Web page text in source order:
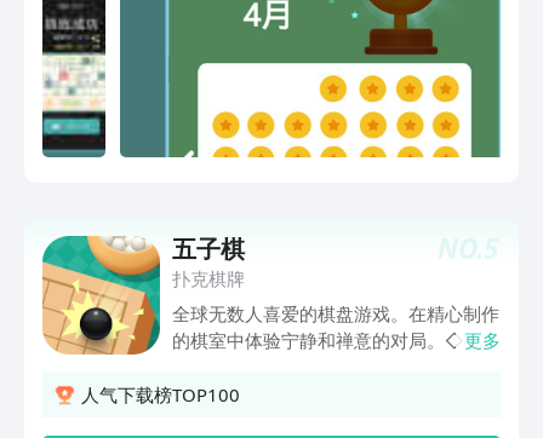
NO.5
五子棋
扑克棋牌
全球无数人喜爱的棋盘游戏。在精心制作
的棋室中体验宁静和禅意的对局。◇ 次
内购、完全免费。◇ 清新治愈的美术、
更多
人气下载榜TOP100